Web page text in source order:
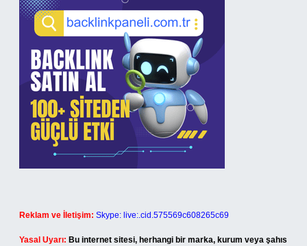
Reklam ve İletişim: Skype: live:.cid.575569c608265c69
Yasal Uyarı: Bu internet sitesi, herhangi bir marka, kurum veya şahıs